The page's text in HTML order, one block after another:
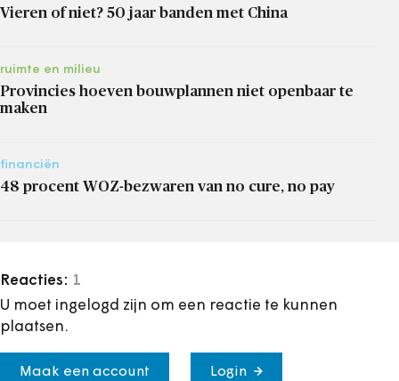
Vieren of niet? 50 jaar banden met China
ruimte en milieu
Provincies hoeven bouwplannen niet openbaar te
maken
financiën
48 procent WOZ-bezwaren van no cure, no pay
Reacties: 1
U moet ingelogd zijn om een reactie te kunnen
plaatsen.
Maak een account Login